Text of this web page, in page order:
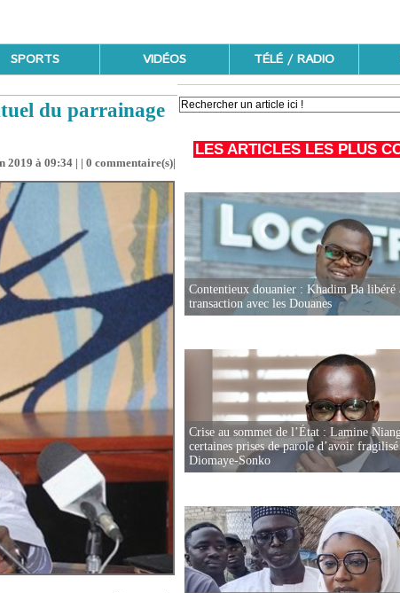
SPORTS VIDÉOS TÉLÉ / RADIO
du parrainage
2019 à 09:34 | | 0 commentaire(s)|
LES ARTICLES LES PLUS
Contentieux douanier : Khadim Ba libéré
transaction avec les Douanes
Crise au sommet de l’État : Lamine
certaines prises de parole d’avoir
Diomaye-Sonko